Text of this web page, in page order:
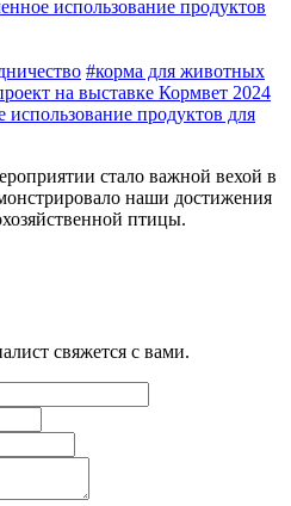
#корма для животных
на выставке Кормвет 2024
продуктов для
стало важной вехой в
наши достижения
птицы.
свяжется с вами.